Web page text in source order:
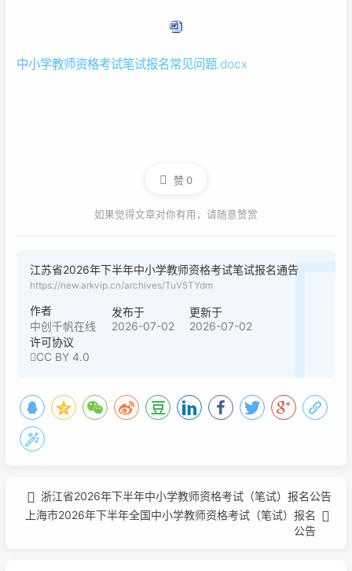
中小学教师资格考试笔试报名常见问题.docx
赞0
如果觉得文章对你有用，请随意赞赏
江苏省2026年下半年中小学教师资格考试笔试报名通告
https://new.arkvip.cn/archives/TuV5TYdm
作者
中创千帆在线
发布于
2026-07-02
更新于
2026-07-02
许可协议
CC BY 4.0
浙江省2026年下半年中小学教师资格考试（笔试）报名公告
上海市2026年下半年全国中小学教师资格考试（笔试）报名
公告